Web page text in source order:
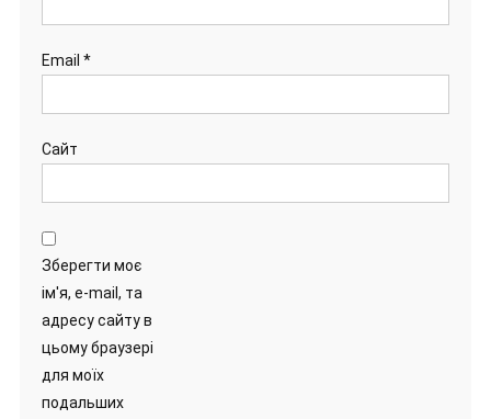
Email *
Сайт
Зберегти моє
ім'я, e-mail, та
адресу сайту в
цьому браузері
для моїх
подальших